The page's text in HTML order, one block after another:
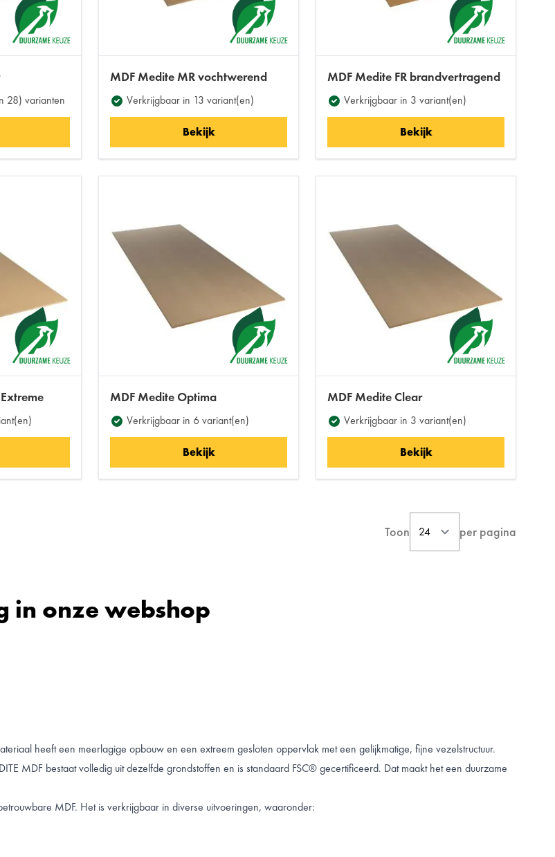
28) varianten
MDF Medite MR vochtwerend
Verkrijgbaar in 13 variant(en)
Bekijk
MDF Medite FR brandvertragend
Verkrijgbaar in 3 variant(en)
Bekijk
MDF Medite Optima
Verkrijgbaar in 6 variant(en)
Bekijk
MDF Medite Clear
Verkrijgbaar in 3 variant(en)
Bekijk
Toon per pagina
in onze webshop
heeft een meerlagige opbouw en een extreem gesloten oppervlak met een gelijkmatige, fijne vezelstructuur.
MDF bestaat volledig uit dezelfde grondstoffen en is standaard FSC® gecertificeerd. Dat maakt het een duurzame
MDF. Het is verkrijgbaar in diverse uitvoeringen, waaronder: